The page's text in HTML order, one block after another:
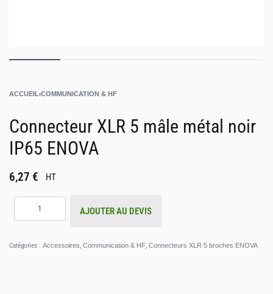
ACCUEIL›COMMUNICATION & HF
Connecteur XLR 5 mâle métal noir
IP65 ENOVA
6,27 € HT
AJOUTER AU DEVIS
Catégories : Accessoires, Communication & HF, Connecteurs XLR 5 broches ENOVA